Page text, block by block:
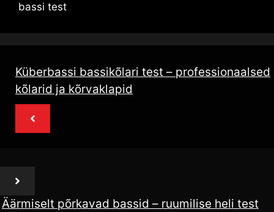
bassi test
Küberbassi bassikõlari test – professionaalsed
kõlarid ja kõrvaklapid
Äärmiselt põrkavad bassid – ruumilise heli test